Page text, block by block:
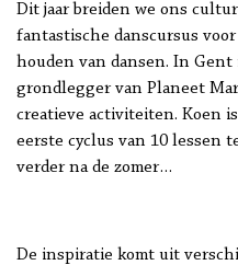
Dit jaar breiden we ons
fantastische danscursus
houden van dansen. In Gent
grondlegger van Planeet
creatieve activiteiten. Koen
eerste cyclus van 10 lessen
verder na de zomer…
De inspiratie komt uit